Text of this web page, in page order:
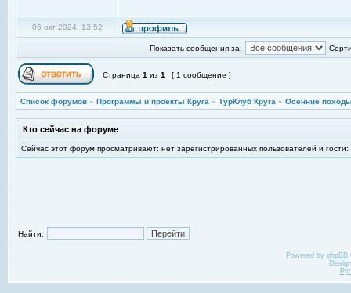
06 окт 2024, 13:52
Показать сообщения за:
Страница 1 из 1 [ 1 сообщение ]
Список форумов » Программы и проекты Круга » ТурКлуб Круга » Осенние
Кто сейчас на форуме
Сейчас этот форум просматривают: нет зарегистрированных пользователей и гости:
Найти:
Powered by phpBB